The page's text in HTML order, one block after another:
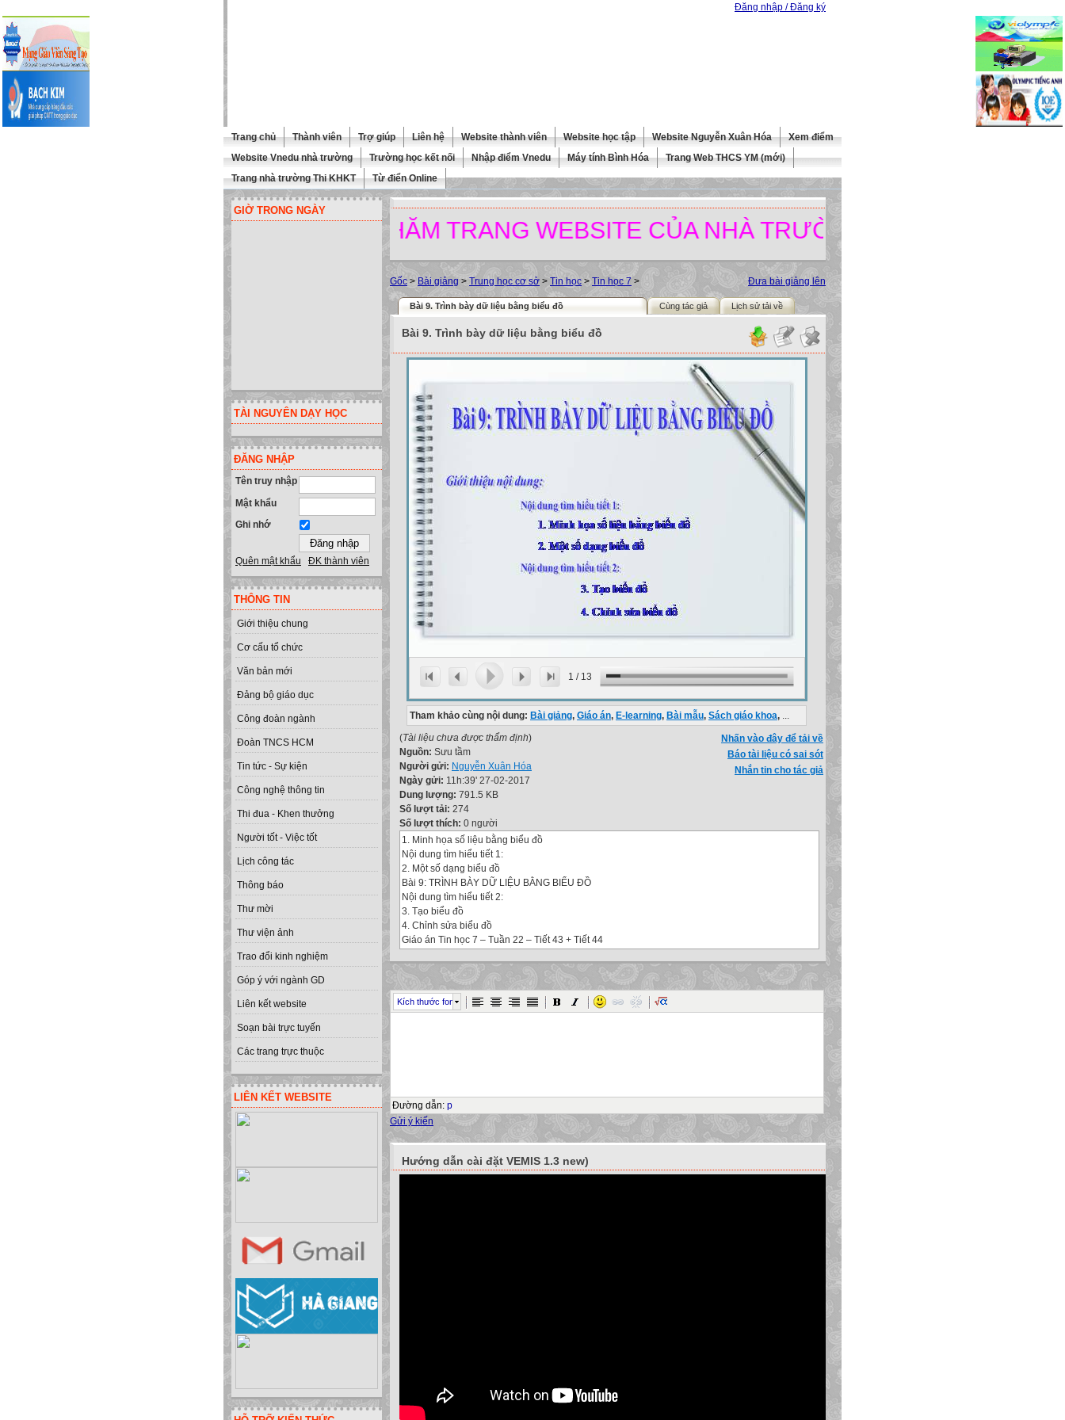
Đăng nhập / Đăng ký
Trang chủ Thành viên Trợ giúp Liên hệ Website thành viên Website học tập Website Nguyễn Xuân Hóa
Xem điểm
Website Vnedu nhà trường
Trường học kết nối Nhập điểm Vnedu Máy tính Bình Hóa
Trang Web THCS YM (mới)
Trang nhà trường Thi KHKT
Từ điển Online
GIỜ TRONG NGÀY
TÀI NGUYÊN DẠY HỌC
ĐĂNG NHẬP
Tên truy nhập
Mật khẩu
Ghi nhớ
Quên mật khẩu ĐK thành viên
THÔNG TIN
Giới thiệu chung
Cơ cấu tổ chức
Văn bản mới
Đảng bộ giáo dục
Công đoàn ngành
Đoàn TNCS HCM
Tin tức - Sự kiện
Công nghệ thông tin
Thi đua - Khen thưởng
Người tốt - Việc tốt
Lịch công tác
Thông báo
Thư mời
Thư viện ảnh
Trao đổi kinh nghiệm
Góp ý với ngành GD
Liên kết website
Soạn bài trực tuyến
Các trang trực thuộc
LIÊN KẾT WEBSITE
MỪNG QUÍ THẦY CÔ GHÉ THĂM TRANG WEBSITE CỦA NHÀ TRƯỜNG.
Đưa bài giảng lên
Gốc > Bài giảng > Trung học cơ sở > Tin học > Tin học 7 >
Bài 9. Trình bày dữ liệu bằng biểu đồ Cùng tác giả Lịch sử tải về
Bài 9. Trình bày dữ liệu bằng biểu đồ
1 / 13
Tham khảo cùng nội dung: Bài giảng, Giáo án, E-learning, Bài mẫu, Sách giáo khoa, ...
Nhấn vào đây để tải về
Báo tài liệu có sai sót
Nhắn tin cho tác giả
(Tài liệu chưa được thẩm định)
Nguồn: Sưu tầm
Người gửi: Nguyễn Xuân Hóa
Ngày gửi: 11h:39' 27-02-2017
Dung lượng: 791.5 KB
Số lượt tải: 274
Số lượt thích: 0 người
1. Minh họa số liệu bằng biểu đồ
Nội dung tìm hiểu tiết 1:
2. Một số dạng biểu đồ
Bài 9: TRÌNH BÀY DỮ LIỆU BẰNG BIỂU ĐỒ
Nội dung tìm hiểu tiết 2:
3. Tạo biểu đồ
4. Chỉnh sửa biểu đồ
Giáo án Tin học 7 – Tuần 22 – Tiết 43 + Tiết 44
1. Minh hoạ số liệu bằng biểu đồ
Quang sát bảng tính, biểu đồ dưới đây và đưa ra nhận xét.
Bảng thống kê số học sinh giỏi theo từng năm
Giáo án Tin học 7 – Tuần 22 – Tiết 43
-Dễ so sánh dữ liệu hơn, dễ đoán xu hướng tăng hoặc giảm của dữ liệu
Giáo án Tin học 7 – Tuần 22 – Tiết 43
Một số dạng biểu đồ phổ biến nhất
? Trong chương trình phổ thông em đã được học các loại biểu đồ nào
Biểu đồ cột
Biểu đồ đường gấp khúc
Trong chương trình bảng tính, biểu đồ được tạo từ dữ liệu trên trang tính. Để biết biểu đồ từ dữ
liệu của bảng tính như thế nào, em xem ví dụ sau.
Kích thước font
Đường dẫn: p
Gửi ý kiến
Hướng dẫn cài đặt VEMIS 1.3 new)